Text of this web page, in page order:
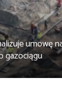
umowę
gazociągu